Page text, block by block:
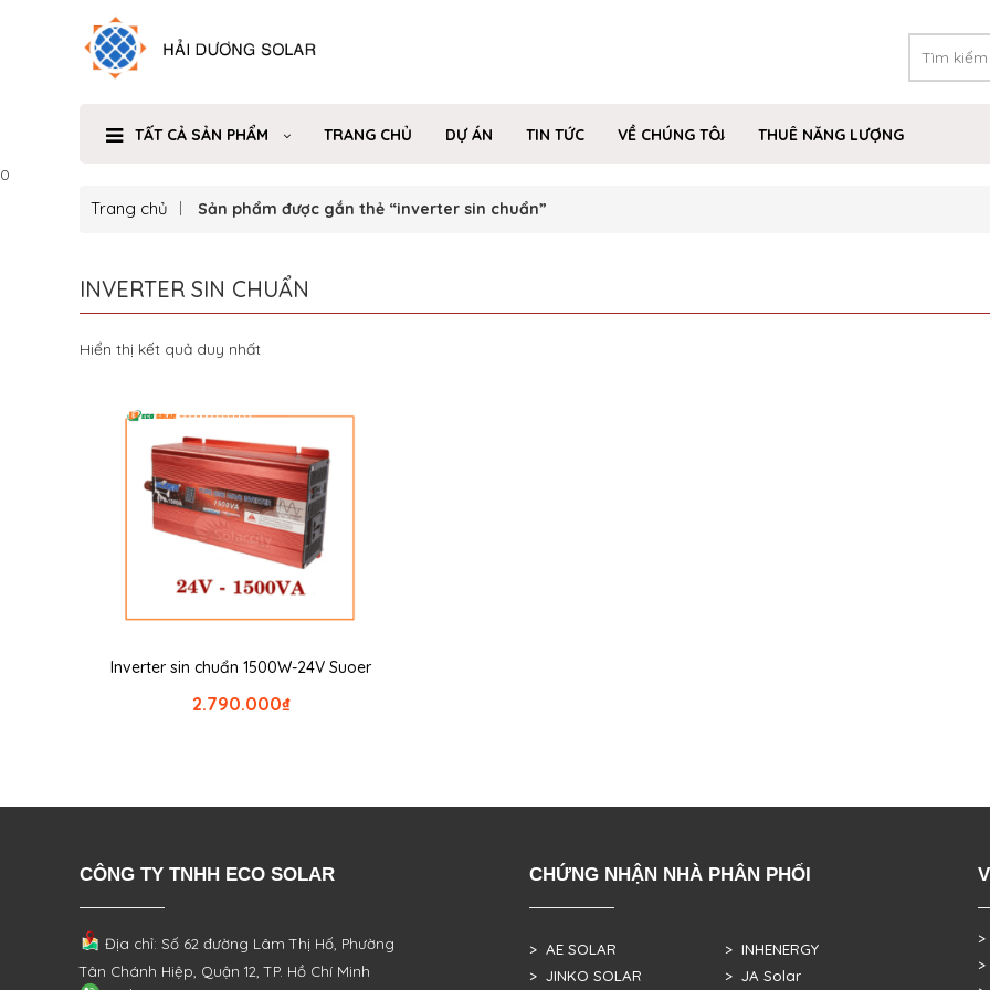
TẤT CẢ SẢN PHẨM TRANG CHỦ DỰ ÁN TIN TỨC VỀ CHÚNG TÔI
THUÊ NĂNG LƯỢNG
0
Trang chủ Sản phẩm được gắn thẻ “inverter sin chuẩn”
INVERTER SIN CHUẨN
Hiển thị kết quả duy nhất
Inverter sin chuẩn 1500W-24V Suoer
₫
2.790.000
CÔNG TY TNHH ECO SOLAR
Địa chỉ: Số 62 đường Lâm Thị Hố, Phường
Tân Chánh Hiệp, Quận 12, TP. Hồ Chí Minh
CHỨNG NHẬN NHÀ PHÂN PHỐI
> AE SOLAR
> JINKO SOLAR
> INHENERGY
> JA Solar
>